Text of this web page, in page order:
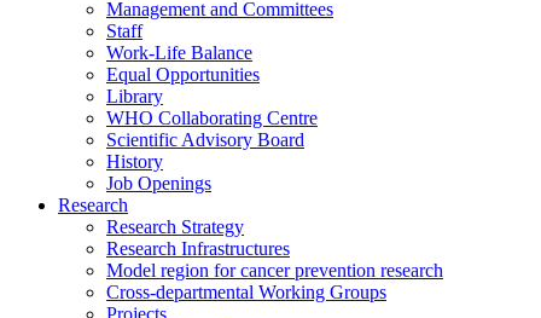
Management and Committees
Staff
Work-Life Balance
Equal Opportunities
Library
WHO Collaborating Centre
Scientific Advisory Board
History
Job Openings
Research
Research Strategy
Research Infrastructures
Model region for cancer prevention research
Cross-departmental Working Groups
Projects